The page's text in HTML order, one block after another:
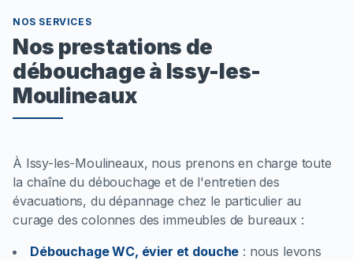
NOS SERVICES
Nos prestations de
débouchage à Issy-les-
Moulineaux
À Issy-les-Moulineaux, nous prenons en charge toute
la chaîne du débouchage et de l'entretien des
évacuations, du dépannage chez le particulier au
curage des colonnes des immeubles de bureaux :
Débouchage WC, évier et douche : nous levons